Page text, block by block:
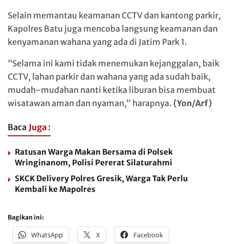
Selain memantau keamanan CCTV dan kantong parkir,
Kapolres Batu juga mencoba langsung keamanan dan
kenyamanan wahana yang ada di Jatim Park 1.
“Selama ini kami tidak menemukan kejanggalan, baik
CCTV, lahan parkir dan wahana yang ada sudah baik,
mudah-mudahan nanti ketika liburan bisa membuat
wisatawan aman dan nyaman,” harapnya. (Yon/Arf)
Baca Juga :
Ratusan Warga Makan Bersama di Polsek
Wringinanom, Polisi Pererat Silaturahmi
SKCK Delivery Polres Gresik, Warga Tak Perlu
Kembali ke Mapolres
Bagikan ini:
WhatsApp X Facebook